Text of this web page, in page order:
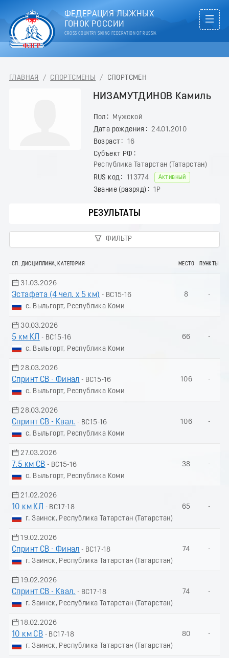
ФЕДЕРАЦИЯ ЛЫЖНЫХ
ГОНОК РОССИИ
CROSS COUNTRY SKIING FEDERATION OF RUSSIA
ГЛАВНАЯ / СПОРТСМЕНЫ / СПОРТСМЕН
НИЗАМУТДИНОВ Камиль
Пол
Мужской
Дата рождения
24.01.2010
Возраст
16
Субъект РФ
Республика Татарстан (Татарстан)
RUS код
113774 Активный
Звание (разряд) 1Р
РЕЗУЛЬТАТЫ
ФИЛЬТР
СП. ДИСЦИПЛИНА, КАТЕГОРИЯ МЕСТО ПУНКТЫ
31.03.2026
Эстафета (4 чел. х 5 км) - ВС15-16
с. Выльгорт, Республика Коми
8 -
30.03.2026
5 км КЛ
- ВС15-16
с. Выльгорт, Республика Коми
66 -
28.03.2026
Спринт СВ - Финал - ВС15-16
с. Выльгорт, Республика Коми
106 -
28.03.2026
Спринт СВ - Квал. - ВС15-16
с. Выльгорт, Республика Коми
106 -
27.03.2026
7.5 км СВ - ВС15-16
с. Выльгорт, Республика Коми
38 -
21.02.2026
10 км КЛ
- ВС17-18
г. Заинск, Республика Татарстан (Татарстан)
65 -
19.02.2026
Спринт СВ - Финал - ВС17-18
г. Заинск, Республика Татарстан (Татарстан)
74 -
19.02.2026
Спринт СВ - Квал. - ВС17-18
г. Заинск, Республика Татарстан (Татарстан)
74 -
18.02.2026
10 км СВ - ВС17-18
г. Заинск, Республика Татарстан (Татарстан)
80 -